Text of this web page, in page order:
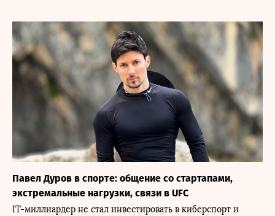
Павел Дуров в спорте: общение со стартапами,
экстремальные нагрузки, связи в UFC
IT-миллиардер не стал инвестировать в киберспорт и